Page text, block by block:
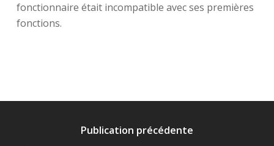
fonctionnaire était incompatible avec ses premières
fonctions.
Publication précédente